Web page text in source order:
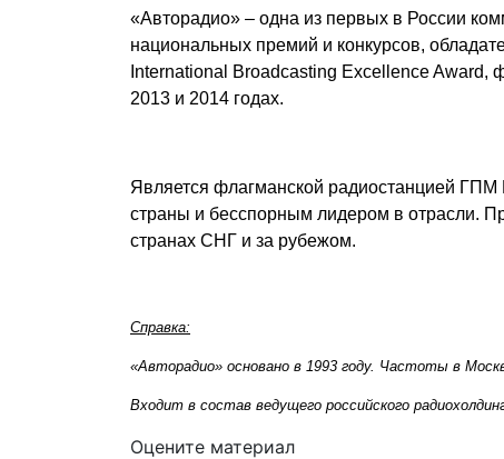
«Авторадио» – одна из первых в России
национальных премий и конкурсов,
International Broadcasting Excellence Award,
2013 и 2014 годах.
Является флагманской радиостанцией ГПМ
страны и бесспорным лидером в отрасли.
странах СНГ и за рубежом.
Справка:
«Авторадио» основано в 1993 году. Частоты в
Входит в состав ведущего российского
Оцените материал